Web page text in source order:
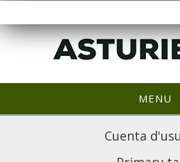
MENU
Cuenta